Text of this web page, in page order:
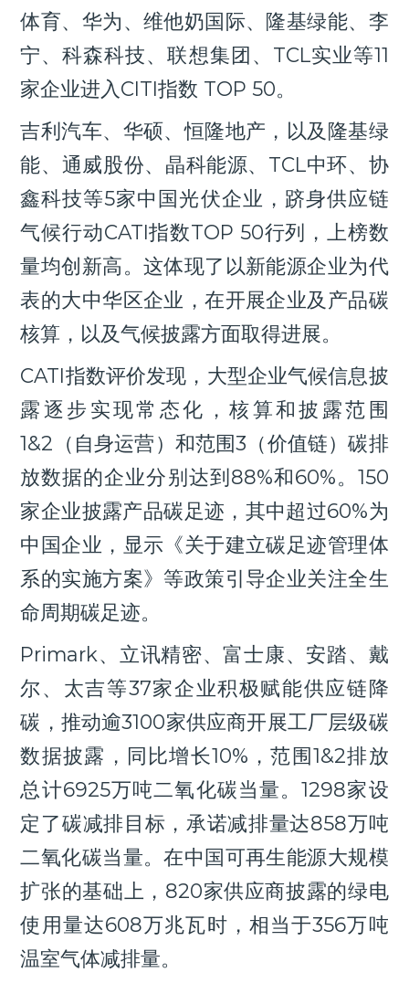
体育、华为、维他奶国际、隆基绿能、李
宁、科森科技、联想集团、TCL实业等11
家企业进入CITI指数 TOP 50。
吉利汽车、华硕、恒隆地产，以及隆基绿
能、通威股份、晶科能源、TCL中环、协
鑫科技等5家中国光伏企业，跻身供应链
气候行动CATI指数TOP 50行列，上榜数
量均创新高。这体现了以新能源企业为代
表的大中华区企业，在开展企业及产品碳
核算，以及气候披露方面取得进展。
CATI指数评价发现，大型企业气候信息披
露逐步实现常态化，核算和披露范围
1&2（自身运营）和范围3（价值链）碳排
放数据的企业分别达到88%和60%。150
家企业披露产品碳足迹，其中超过60%为
中国企业，显示《关于建立碳足迹管理体
系的实施方案》等政策引导企业关注全生
命周期碳足迹。
Primark、立讯精密、富士康、安踏、戴
尔、太吉等37家企业积极赋能供应链降
碳，推动逾3100家供应商开展工厂层级碳
数据披露，同比增长10%，范围1&2排放
总计6925万吨二氧化碳当量。1298家设
定了碳减排目标，承诺减排量达858万吨
二氧化碳当量。在中国可再生能源大规模
扩张的基础上，820家供应商披露的绿电
使用量达608万兆瓦时，相当于356万吨
温室气体减排量。